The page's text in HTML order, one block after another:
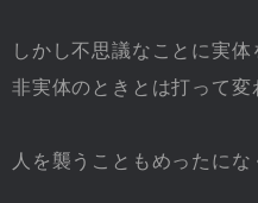
しかし不思議なことに実
非実体のときとは打って変
人を襲うこともめったにな